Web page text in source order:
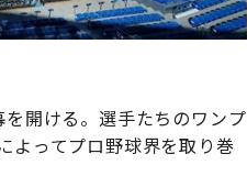
開ける。選手たちのワンプ
よってプロ野球界を取り巻